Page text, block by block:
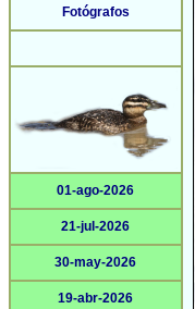
Fotógrafos
01-ago-2026
21-jul-2026
30-may-2026
19-abr-2026